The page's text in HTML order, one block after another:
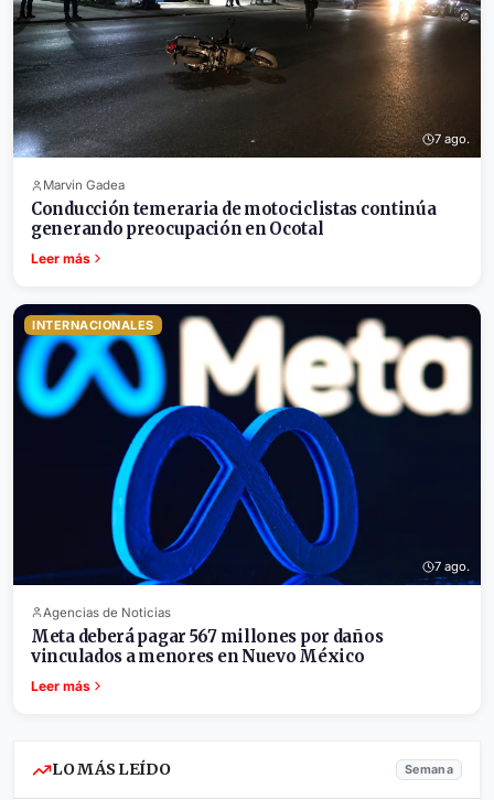
7 ago.
Marvin Gadea
Conducción temeraria de motociclistas continúa
generando preocupación en Ocotal
Leer más
INTERNACIONALES
7 ago.
Agencias de Noticias
Meta deberá pagar 567 millones por daños
vinculados a menores en Nuevo México
Leer más
LO MÁS LEÍDO Semana